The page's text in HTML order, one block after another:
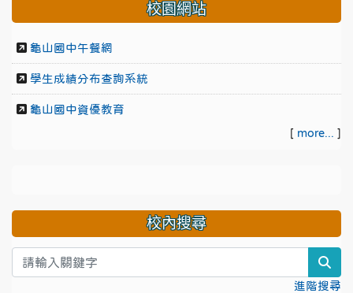
校園網站
龜山國中午餐網
學生成績分布查詢系統
龜山國中資優教育
[ more... ]
校內搜尋
進階搜尋